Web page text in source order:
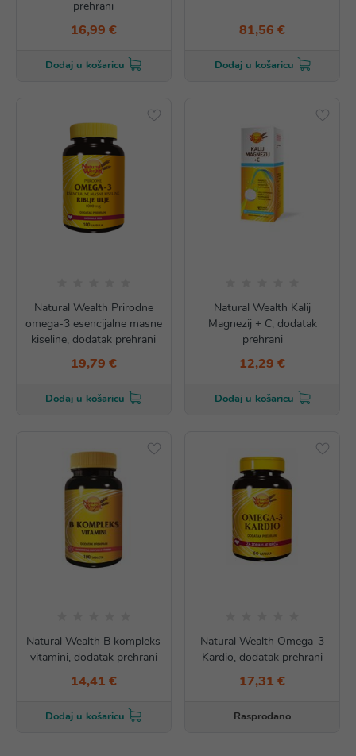
prehrani
16,99 €
Dodaj u košaricu
81,56 €
Dodaj u košaricu
Natural Wealth Prirodne
omega-3 esencijalne masne
kiseline, dodatak prehrani
19,79 €
Dodaj u košaricu
Natural Wealth Kalij
Magnezij + C, dodatak
prehrani
12,29 €
Dodaj u košaricu
Natural Wealth B kompleks
vitamini, dodatak prehrani
14,41 €
Dodaj u košaricu
Natural Wealth Omega-3
Kardio, dodatak prehrani
17,31 €
Rasprodano